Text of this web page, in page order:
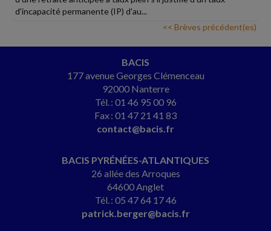
d'incapacité permanente (IP) d'au...
<< Brèves précédent(es)
BACIS
177 avenue Georges Clémenceau
92000 Nanterre
Tél. : 01 46 95 00 96
Fax : 01 47 21 41 83
contact@bacis.fr
BACIS PYRÉNÉES-ATLANTIQUES
26 allée des Arroques
64600 Anglet
Tél. : 05 47 64 17 46
patrick.berger@bacis.fr